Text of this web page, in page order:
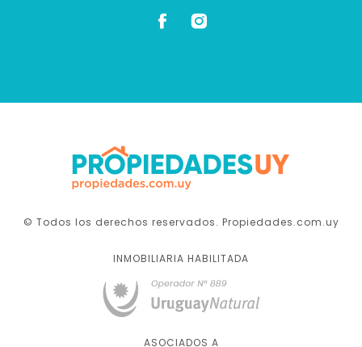
© Todos los derechos reservados. Propiedades.com.uy
INMOBILIARIA HABILITADA
ASOCIADOS A